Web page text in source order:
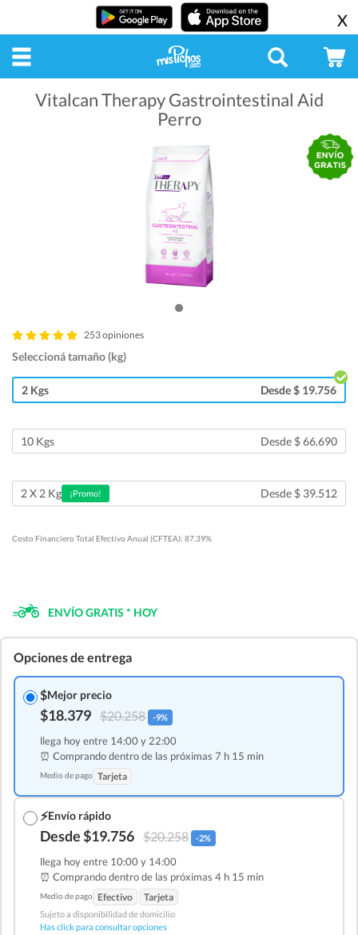
X
Vitalcan Therapy Gastrointestinal Aid
Perro
253 opiniones
Seleccioná tamaño (kg)
2 Kgs Desde $ 19.756
10 Kgs Desde $ 66.690
2 X 2 Kg ¡Promo! Desde $ 39.512
Costo Financiero Total Efectivo Anual (CFTEA): 87.39%
ENVÍO GRATIS * HOY
Opciones de entrega
$Mejor precio
$18.379 $20.258 -9%
llega hoy entre 14:00 y 22:00
⏰ Comprando dentro de las próximas 7 h 15 min
Medio de pago Tarjeta
⚡Envío rápido
Desde $19.756 $20.258 -2%
llega hoy entre 10:00 y 14:00
⏰ Comprando dentro de las próximas 4 h 15 min
Medio de pago Efectivo Tarjeta
Sujeto a disponibilidad de domicilio
Has click para consultar opciones